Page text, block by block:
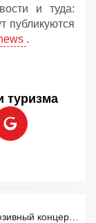
и туда:
публикуются
.
туризма